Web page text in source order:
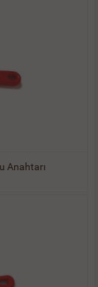
Anahtarı